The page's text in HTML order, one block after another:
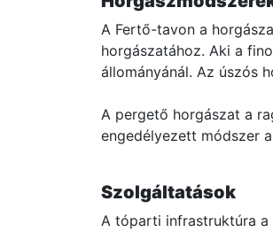
A Fertő-tavon a
horgászatához. Aki a
állományánál. Az úszós
A pergető horgászat a
engedélyezett módszer
Szolgáltatások
A tóparti infrastruktúra a